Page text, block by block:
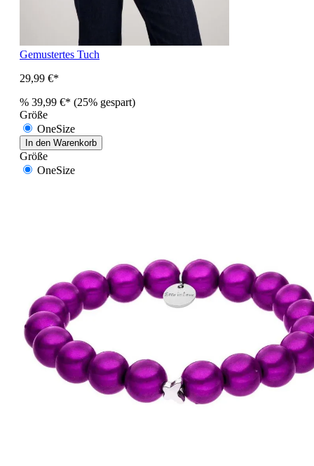
Gemustertes Tuch
29,99 €*
% 39,99 €* (25% gespart)
Größe
OneSize
In den Warenkorb
Größe
OneSize